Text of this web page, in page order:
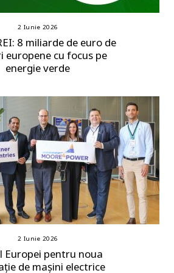
2 Iunie 2026
8 miliarde de euro de
europene cu focus pe
energie verde
2 Iunie 2026
Europei pentru noua
de mașini electrice